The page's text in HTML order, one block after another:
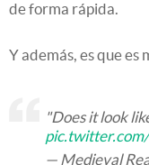
de forma rápida.
Y además, es que es
"Does it look
— Medieval